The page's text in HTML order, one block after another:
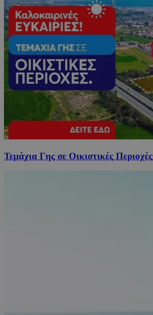
Τεμάχια Γης σε Οικιστικές Περιοχές